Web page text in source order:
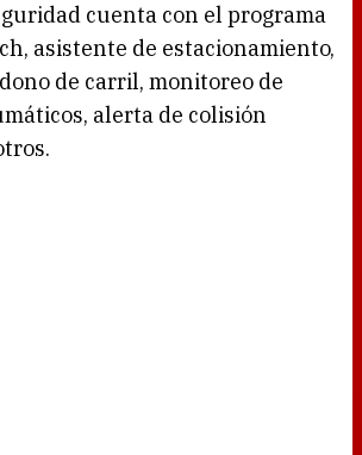
cuenta con el programa
asistente de estacionamiento,
de carril, monitoreo de
alerta de colisión